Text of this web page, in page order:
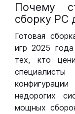
Почему
сборку РС
Готовая
игр 2025
тех, кто
недорогих
мощных